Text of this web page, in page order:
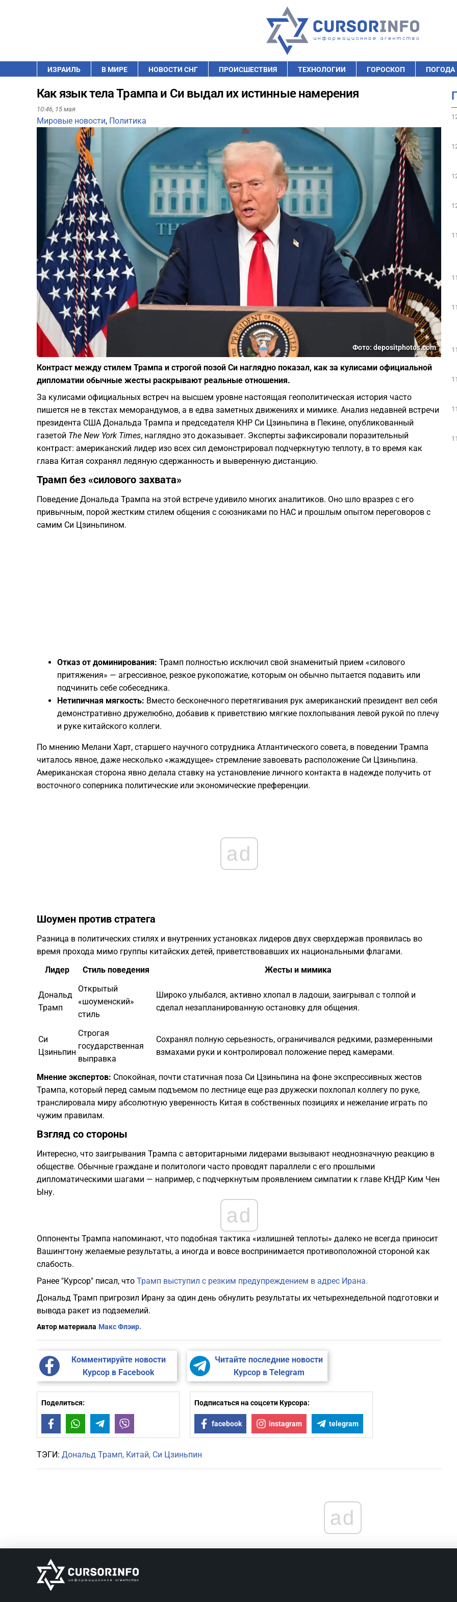
ИЗРАИЛЬ В МИРЕ НОВОСТИ СНГ ПРОИСШЕСТВИЯ ТЕХНОЛОГИИ ГОРОСКОП ПОГОДА
Как язык тела Трампа и Си выдал их истинные намерения
10:46, 15 мая
Мировые новости, Политика
Фото: depositphotos.com
Контраст между стилем Трампа и строгой позой Си наглядно показал, как за кулисами официальной
дипломатии обычные жесты раскрывают реальные отношения.
​За кулисами официальных встреч на высшем уровне настоящая геополитическая история часто
пишется не в текстах меморандумов, а в едва заметных движениях и мимике. Анализ недавней встречи
президента США Дональда Трампа и председателя КНР Си Цзиньпина в Пекине, опубликованный
газетой The New York Times, наглядно это доказывает. Эксперты зафиксировали поразительный
контраст: американский лидер изо всех сил демонстрировал подчеркнутую теплоту, в то время как
глава Китая сохранял ледяную сдержанность и выверенную дистанцию.
​Трамп без «силового захвата»
​Поведение Дональда Трампа на этой встрече удивило многих аналитиков. Оно шло вразрез с его
привычным, порой жестким стилем общения с союзниками по НАС и прошлым опытом переговоров с
самим Си Цзиньпином.
Отказ от доминирования: Трамп полностью исключил свой знаменитый прием «силового
притяжения» — агрессивное, резкое рукопожатие, которым он обычно пытается подавить или
подчинить себе собеседника.
Нетипичная мягкость: Вместо бесконечного перетягивания рук американский президент вел себя
демонстративно дружелюбно, добавив к приветствию мягкие похлопывания левой рукой по плечу
и руке китайского коллеги.
​По мнению Мелани Харт, старшего научного сотрудника Атлантического совета, в поведении Трампа
читалось явное, даже несколько «жаждущее» стремление завоевать расположение Си Цзиньпина.
Американская сторона явно делала ставку на установление личного контакта в надежде получить от
восточного соперника политические или экономические преференции.
ad
​Шоумен против стратега
​Разница в политических стилях и внутренних установках лидеров двух сверхдержав проявилась во
время прохода мимо группы китайских детей, приветствовавших их национальными флагами.
Лидер
Стиль поведения Жесты и мимика
Дональд
Трамп
Открытый
«шоуменский»
стиль
Широко улыбался, активно хлопал в ладоши, заигрывал с толпой и
сделал незапланированную остановку для общения.
Си
Цзиньпин
Строгая
государственная
выправка
Сохранял полную серьезность, ограничивался редкими, размеренными
взмахами руки и контролировал положение перед камерами.
Мнение экспертов: Спокойная, почти статичная поза Си Цзиньпина на фоне экспрессивных жестов
Трампа, который перед самым подъемом по лестнице еще раз дружески похлопал коллегу по руке,
транслировала миру абсолютную уверенность Китая в собственных позициях и нежелание играть по
чужим правилам.
​Взгляд со стороны
​Интересно, что заигрывания Трампа с авторитарными лидерами вызывают неоднозначную реакцию в
обществе. Обычные граждане и политологи часто проводят параллели с его прошлыми
дипломатическими шагами — например, с подчеркнутым проявлением симпатии к главе КНДР Ким Чен
Ыну.
ad
Оппоненты Трампа напоминают, что подобная тактика «излишней теплоты» далеко не всегда приносит
Вашингтону желаемые результаты, а иногда и вовсе воспринимается противоположной стороной как
слабость.
Ранее "Курсор" писал, что Трамп выступил с резким предупреждением в адрес Ирана.
Дональд Трамп пригрозил Ирану за один день обнулить результаты их четырехнедельной подготовки и
вывода ракет из подземелий.
Автор материала Макс Флэир.
Комментируйте новости
Курсор в Facebook
Читайте последние новости
Курсор в Telegram
Поделиться:
FacebookWhatsAppTelegram
Подписаться на соцсети Курсора:
facebook instagram telegram
ТЭГИ: Дональд Трамп Китай Си Цзиньпин
ad